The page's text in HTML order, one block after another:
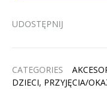
UDOSTĘPNIJ
CATEGORIES
DZIECI, PRZYJĘCIA/